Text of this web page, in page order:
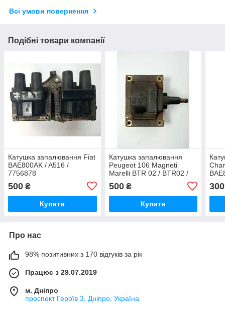
Всі умови повернення
Подібні товари компанії
Катушка запалювання Fiat
BAE800AK / A516 /
7756878
500 ₴
Купити
Катушка запалювання
Peugeot 106 Magneti
Marelli BTR 02 / BTR02 /
BAE507AK2D
500₴
Купити
300
Про нас
98% позитивних з 170 відгуків за рік
Працює з 29.07.2019
м. Дніпро
проспект Героїв 3, Дніпро, Україна